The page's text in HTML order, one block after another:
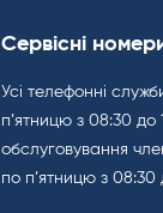
Сервісні
Усі телефонні
п’ятницю з 08:30 до
обслуговування
по п’ятницю з 08:30